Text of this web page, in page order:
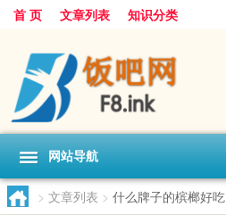
首 页 文章列表 知识分类
网站导航
> 文章列表 > 什么牌子的槟榔好吃